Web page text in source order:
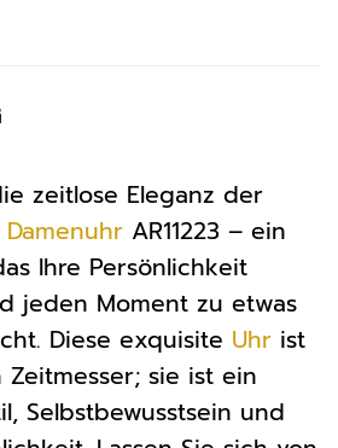
zeitlose Eleganz der
Damenuhr AR11223 – ein
Ihre Persönlichkeit
jeden Moment zu etwas
Diese exquisite Uhr ist
sie ist ein
Selbstbewusstsein und